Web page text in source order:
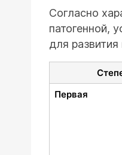
Согласно
патогенной,
для развития
Первая